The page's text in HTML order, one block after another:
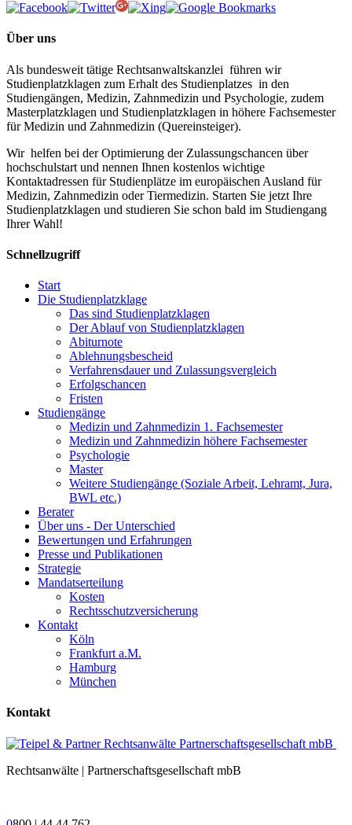
Über uns
Als bundesweit tätige Rechtsanwaltskanzlei führen wir
Studienplatzklagen zum Erhalt des Studienplatzes in den
Studiengängen, Medizin, Zahnmedizin und Psychologie, zudem
Masterplatzklagen und Studienplatzklagen in höhere Fachsemester
für Medizin und Zahnmedizin (Quereinsteiger).
Wir helfen bei der Optimierung der Zulassungschancen über
hochschulstart und nennen Ihnen kostenlos wichtige
Kontaktadressen für Studienplätze im europäischen Ausland für
Medizin, Zahnmedizin oder Tiermedizin. Starten Sie jetzt Ihre
Studienplatzklagen und studieren Sie schon bald im Studiengang
Ihrer Wahl!
Schnellzugriff
Start
Die Studienplatzklage
Das sind Studienplatzklagen
Der Ablauf von Studienplatzklagen
Abiturnote
Ablehnungsbescheid
Verfahrensdauer und Zulassungsvergleich
Erfolgschancen
Fristen
Studiengänge
Medizin und Zahnmedizin 1. Fachsemester
Medizin und Zahnmedizin höhere Fachsemester
Psychologie
Master
Weitere Studiengänge (Soziale Arbeit, Lehramt, Jura,
BWL etc.)
Berater
Über uns - Der Unterschied
Bewertungen und Erfahrungen
Presse und Publikationen
Strategie
Mandatserteilung
Kosten
Rechtsschutzversicherung
Kontakt
Köln
Frankfurt a.M.
Hamburg
München
Kontakt
Rechtsanwälte | Partnerschaftsgesellschaft mbB